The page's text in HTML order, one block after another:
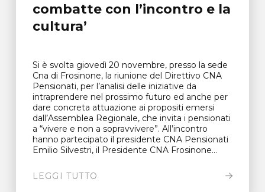
combatte con l’incontro e la
cultura’
Si è svolta giovedì 20 novembre, presso la sede
Cna di Frosinone, la riunione del Direttivo CNA
Pensionati, per l’analisi delle iniziative da
intraprendere nel prossimo futuro ed anche per
dare concreta attuazione ai propositi emersi
dall’Assemblea Regionale, che invita i pensionati
a “vivere e non a sopravvivere”. All’incontro
hanno partecipato il presidente CNA Pensionati
Emilio Silvestri, il Presidente CNA Frosinone...
LEGGI TUTTO